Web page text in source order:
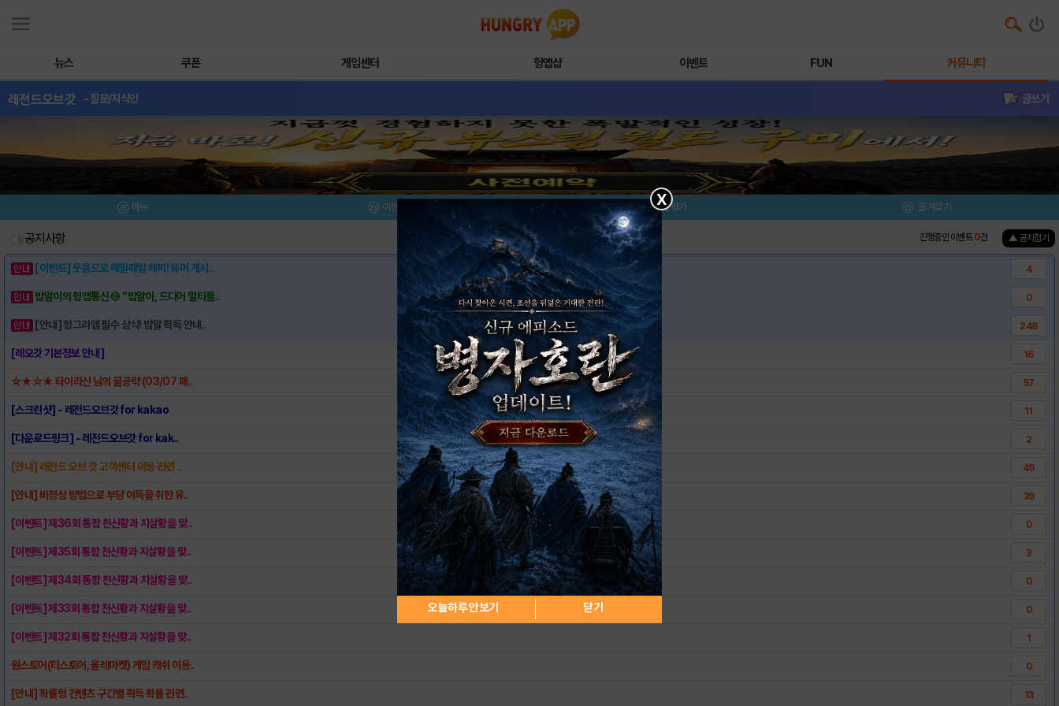
뉴스 쿠폰 게임센터 헝앱샵 이벤트 FUN 커뮤니티
레전드오브갓 - 질문/지식인 글쓰기
메뉴 이벤트/미션 설치/평가 즐겨찾기
공지사항 진행중인 이벤트0건 ▲ 공지접기
[이벤트] 웃음으로 매일매일 해피! 유머 게시.. 4
밥알이의 헝앱통신 ⑲ “밥알이, 드디어 멀티를.. 0
[안내] 헝그리앱 필수 상식! 밥알 획득 안내.. 248
[레오갓 기본정보 안내] 16
☆★☆★ 타이라신 님의 꿀공략 (03/07 패.. 57
[스크린샷] - 레전드오브갓 for kakao 11
[다운로드링크] - 레전드오브갓 for kak.. 2
[안내] 레전드 오브 갓 고객센터 이용 관련 .. 49
[안내] 비정상 방법으로 부당 이득을 취한 유.. 39
[이벤트] 제36회 통합 천신황과 지살황을 맞.. 0
[이벤트] 제35회 통합 천신황과 지살황을 맞.. 3
[이벤트] 제34회 통합 천신황과 지살황을 맞.. 0
[이벤트] 제33회 통합 천신황과 지살황을 맞.. 0
[이벤트] 제32회 통합 천신황과 지살황을 맞.. 1
원스토어(티스토어, 올레마켓) 게임 캐쉬 이용.. 0
[안내] 확률형 컨텐츠 구간별 획득 확률 관련.. 13
X
오늘하루 안보기 닫기